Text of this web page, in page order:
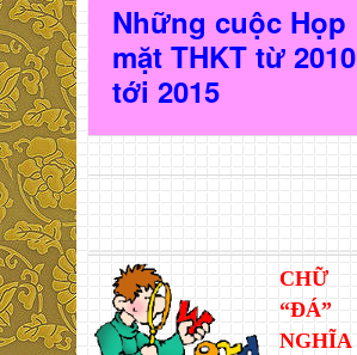
Những cuộc Họp
mặt THKT từ 2010
tới 2015
CHỮ
“ĐÁ”
NGHĨA